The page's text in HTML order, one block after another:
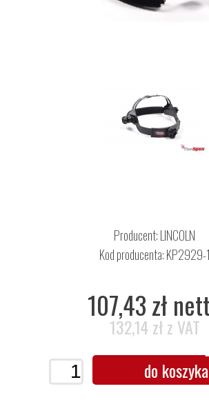
Producent:LINCOLN
Kod producenta: KP2929-1
107,43 zł
132,14 zł z VAT
do koszyka